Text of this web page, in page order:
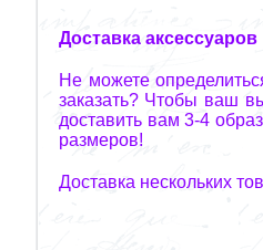
Доставка
Не можете
заказать? Чтобы ваш
доставить вам 3-4
размеров!
Доставка нескольких